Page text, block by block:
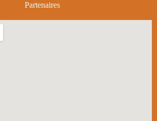
Partenaires